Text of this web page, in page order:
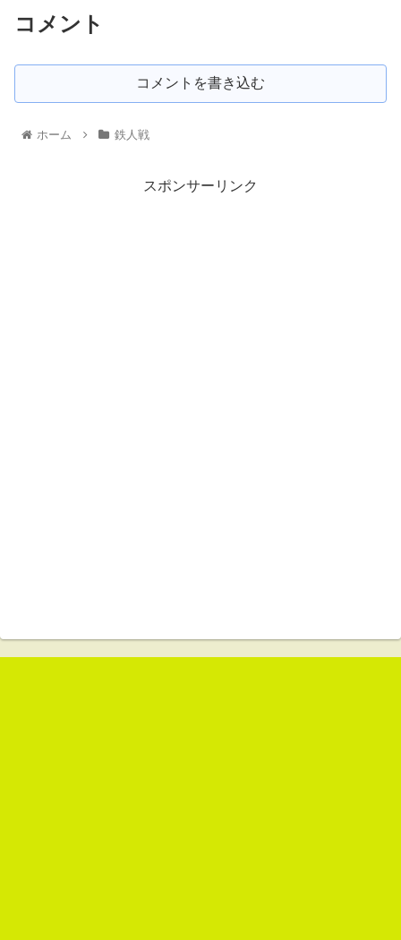
コメント
コメントを書き込む
ホーム 鉄人戦
スポンサーリンク